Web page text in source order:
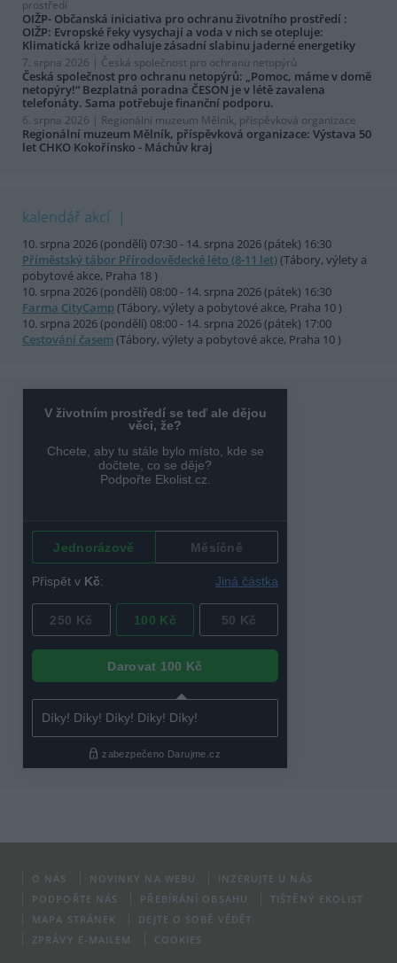
prostředí
OIŽP- Občanská iniciativa pro ochranu životního prostředí :
OIŽP: Evropské řeky vysychají a voda v nich se otepluje:
Klimatická krize odhaluje zásadní slabinu jaderné energetiky
7. srpna 2026 | Česká společnost pro ochranu netopýrů
Česká společnost pro ochranu netopýrů: „Pomoc, máme v domě
netopýry!“ Bezplatná poradna ČESON je v létě zavalena
telefonáty. Sama potřebuje finanční podporu.
6. srpna 2026 | Regionální muzeum Mělník, příspěvková organizace
Regionální muzeum Mělník, příspěvková organizace: Výstava 50
let CHKO Kokořínsko - Máchův kraj
kalendář akcí
10. srpna 2026 (pondělí) 07:30 - 14. srpna 2026 (pátek) 16:30
Příměstský tábor Přírodovědecké léto (8-11 let)(Tábory, výlety a
pobytové akce, Praha 18 )
10. srpna 2026 (pondělí) 08:00 - 14. srpna 2026 (pátek) 16:30
Farma CityCamp (Tábory, výlety a pobytové akce, Praha 10 )
10. srpna 2026 (pondělí) 08:00 - 14. srpna 2026 (pátek) 17:00
Cestování časem (Tábory, výlety a pobytové akce, Praha 10 )
O NÁS NOVINKY NA WEBU
INZERUJTE U NÁS
PODPOŘTE NÁS
PŘEBÍRÁNÍ OBSAHU
TIŠTĚNÝ EKOLIST
MAPA STRÁNEK
DEJTE O SOBĚ VĚDĚT
ZPRÁVY E-MAILEM
COOKIES